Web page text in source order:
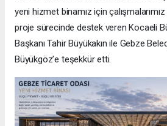
yeni hizmet binamız için
proje sürecinde destek veren Kocaeli
Başkanı Tahir Büyükakın ile Gebze
Büyükgöz’e teşekkür etti.